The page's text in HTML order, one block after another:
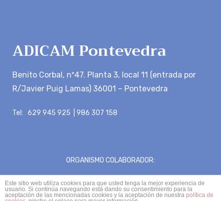
ADICAM Pontevedra
Benito Corbal, nº47. Planta 3, local 11 (entrada por
R/Javier Puig Lamas) 36001 – Pontevedra
Tel: 629 945 925 | 986 307 158
ORGANISMO COLABORADOR:
Este sitio web utiliza cookies para que usted tenga la mejor experiencia de
usuario. Si continúa navegando está dando su consentimiento para la
aceptación de las mencionadas cookies y la aceptación de nuestra política de